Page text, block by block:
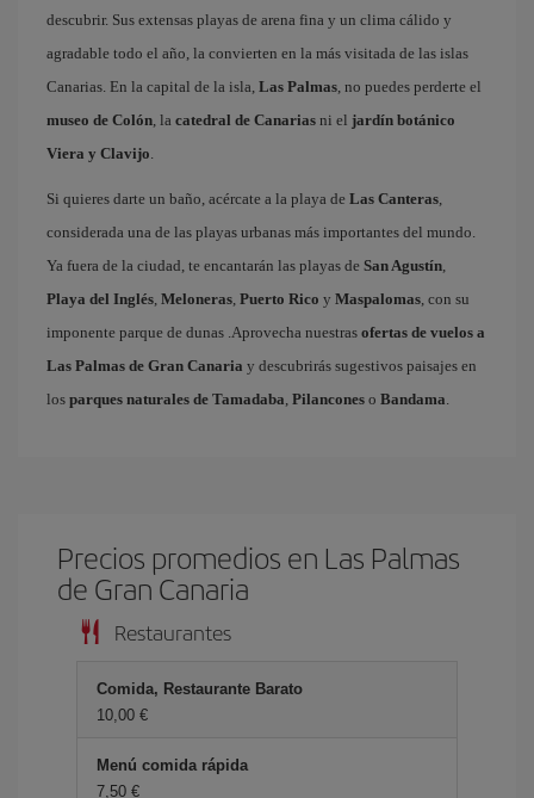
descubrir. Sus extensas playas de arena fina y un clima cálido y
agradable todo el año, la convierten en la más visitada de las islas
Canarias. En la capital de la isla, Las Palmas, no puedes perderte el
museo de Colón, la catedral de Canarias ni el jardín botánico
Viera y Clavijo.
Si quieres darte un baño, acércate a la playa de Las Canteras,
considerada una de las playas urbanas más importantes del mundo.
Ya fuera de la ciudad, te encantarán las playas de San Agustín,
Playa del Inglés, Meloneras, Puerto Rico y Maspalomas, con su
imponente parque de dunas .Aprovecha nuestras ofertas de vuelos a
Las Palmas de Gran Canaria y descubrirás sugestivos paisajes en
los parques naturales de Tamadaba, Pilancones o Bandama.
Precios promedios en Las Palmas
de Gran Canaria
Restaurantes
Comida, Restaurante Barato
10,00 €
Menú comida rápida
7,50 €